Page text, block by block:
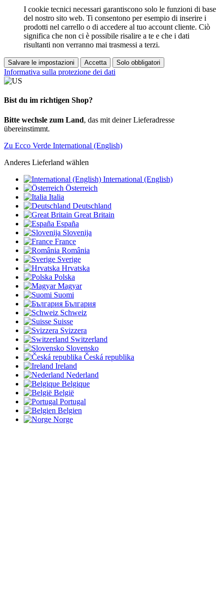
I cookie tecnici necessari garantiscono solo le funzioni di base
del nostro sito web. Ti consentono per esempio di inserire i
prodotti nel carrello o di accedere al tuo account cliente. Ciò
significa che non ci è possibile risalire a te e che i dati
risultanti non verranno mai trasmessi a terzi.
Salvare le impostazioni Accetta Solo obbligatori
Informativa sulla protezione dei dati
Bist du im richtigen Shop?
Bitte wechsle zum Land, das mit deiner Lieferadresse
übereinstimmt.
Zu Ecco Verde International (English)
Anderes Lieferland wählen
International (English)
Österreich
Italia
Deutschland
Great Britain
España
Slovenija
France
România
Sverige
Hrvatska
Polska
Magyar
Suomi
България
Schweiz
Suisse
Svizzera
Switzerland
Slovensko
Česká republika
Ireland
Nederland
Belgique
België
Portugal
Belgien
Norge